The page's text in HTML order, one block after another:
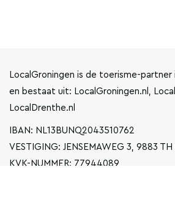
LocalGroningen is de toerisme-partner
en bestaat uit: LocalGroningen.nl,
LocalDrenthe.nl
IBAN: NL13BUNQ2043510762
VESTIGING: JENSEMAWEG 3, 9883
KVK-NUMMER: 77944089